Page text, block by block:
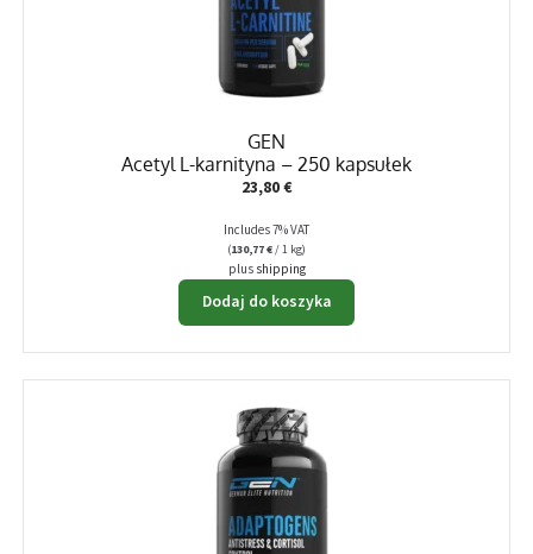
GEN
Acetyl L-karnityna – 250 kapsułek
23,80€
Includes 7% VAT
(130,77€/ 1 kg)
plus shipping
Dodaj do koszyka